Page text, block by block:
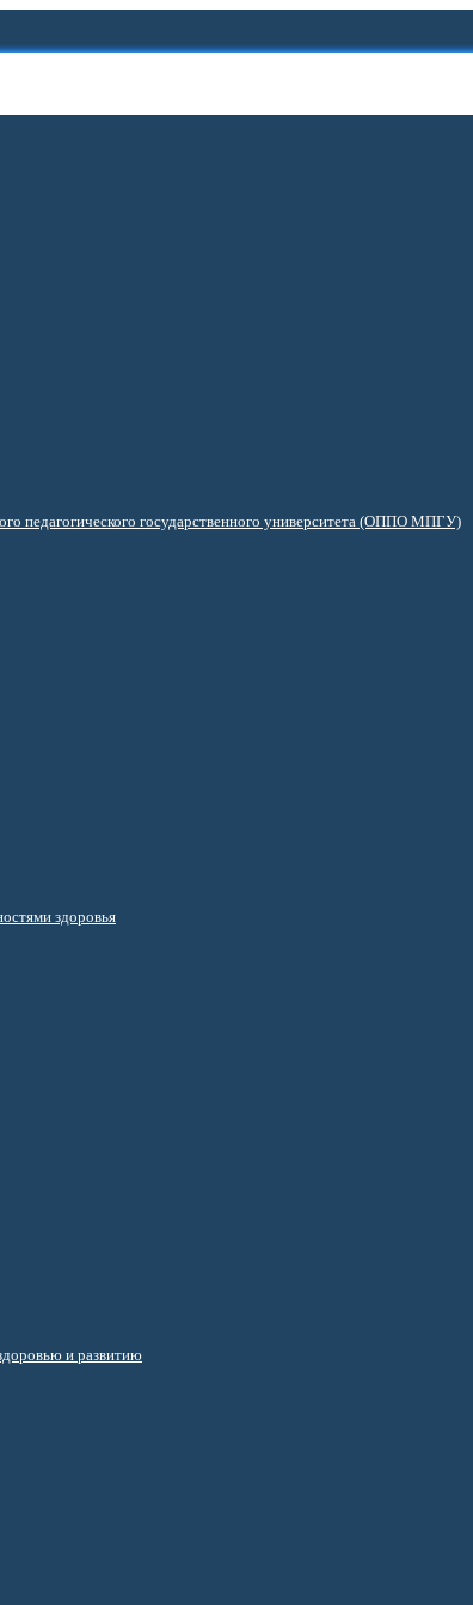
педагогического государственного университета (ОППО МПГУ)
здоровья
и развитию